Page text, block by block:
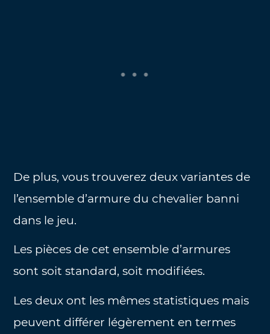
De plus, vous trouverez deux variantes de
l’ensemble d’armure du chevalier banni
dans le jeu.
Les pièces de cet ensemble d’armures
sont soit standard, soit modifiées.
Les deux ont les mêmes statistiques mais
peuvent différer légèrement en termes